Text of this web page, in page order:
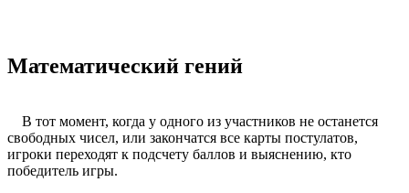
Математический гений
В тот момент, когда у одного из участников не останется
свободных чисел, или закончатся все карты постулатов,
игроки переходят к подсчету баллов и выяснению, кто
победитель игры.